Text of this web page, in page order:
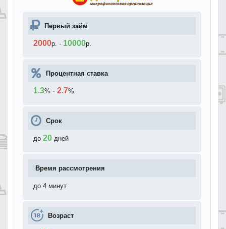
Первый займ
2000р. - 10000р.
Процентная ставка
1.3% - 2.7%
Срок
до 20 дней
Время рассмотрения
до 4 минут
Возраст